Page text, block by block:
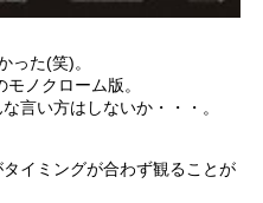
った(笑)。
ノクローム版。
言い方はしないか・・・。
イミングが合わず観ることが